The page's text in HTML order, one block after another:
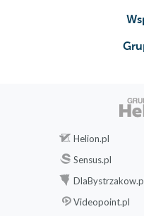
Helion.pl
Sensus.pl
Videopoint.pl